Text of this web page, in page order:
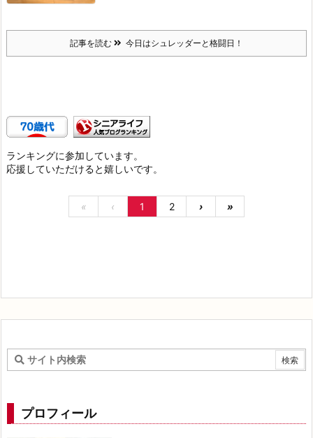
記事を読む 今日はシュレッダーと格闘日！
ランキングに参加しています。
応援していただけると嬉しいです。
« ‹ 1 2 › »
プロフィール